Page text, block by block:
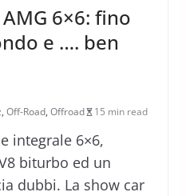
6×6: fino
e …. ben
, Off-Road, Offroad 15 min read
integrale 6×6,
biturbo ed un
dubbi. La show car